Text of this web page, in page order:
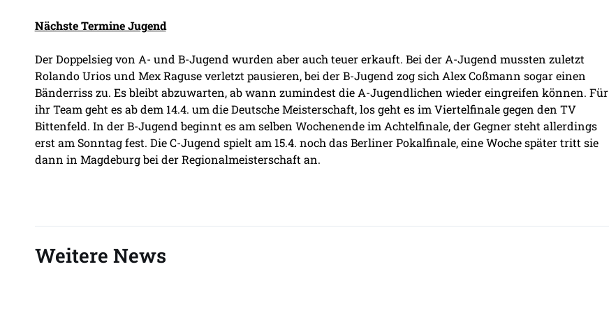
Nächste Termine Jugend
Der Doppelsieg von A- und B-Jugend wurden aber auch teuer erkauft. Bei der A-Jugend mussten zuletzt
Rolando Urios und Mex Raguse verletzt pausieren, bei der B-Jugend zog sich Alex Coßmann sogar einen
Bänderriss zu. Es bleibt abzuwarten, ab wann zumindest die A-Jugendlichen wieder eingreifen können. Für
ihr Team geht es ab dem 14.4. um die Deutsche Meisterschaft, los geht es im Viertelfinale gegen den TV
Bittenfeld. In der B-Jugend beginnt es am selben Wochenende im Achtelfinale, der Gegner steht allerdings
erst am Sonntag fest. Die C-Jugend spielt am 15.4. noch das Berliner Pokalfinale, eine Woche später tritt sie
dann in Magdeburg bei der Regionalmeisterschaft an.
Weitere News